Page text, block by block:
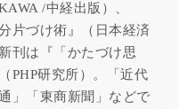
/中経出版）、
片づけ術』（日本経済
刊は『「かたづけ思
PHP研究所）。「近代
」「東商新聞」などで